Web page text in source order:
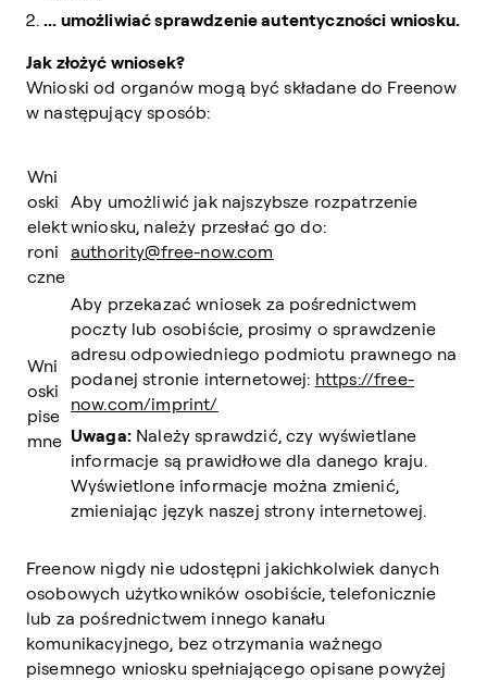
... umożliwiać sprawdzenie autentyczności wniosku.
Jak złożyć wniosek?
Wnioski od organów mogą być składane do Freenow
w następujący sposób:
Wni
oski
elekt
roni
czne
Aby umożliwić jak najszybsze rozpatrzenie
wniosku, należy przesłać go do:
authority@free-now.com
Wni
oski
pise
mne
Aby przekazać wniosek za pośrednictwem
poczty lub osobiście, prosimy o sprawdzenie
adresu odpowiedniego podmiotu prawnego na
podanej stronie internetowej: https://free-
now.com/imprint/
Uwaga:Należy sprawdzić, czy wyświetlane
informacje są prawidłowe dla danego kraju.
Wyświetlone informacje można zmienić,
zmieniając język naszej strony internetowej.
Freenow nigdy nie udostępni jakichkolwiek danych
osobowych użytkowników osobiście, telefonicznie
lub za pośrednictwem innego kanału
komunikacyjnego, bez otrzymania ważnego
pisemnego wniosku spełniającego opisane powyżej